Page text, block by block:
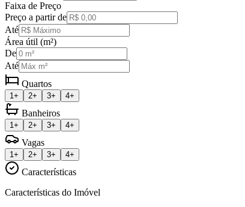
Faixa de Preço
Preço a partir de
Até
Área útil (m²)
De
Até
Quartos
1+ 2+ 3+ 4+
Banheiros
1+ 2+ 3+ 4+
Vagas
1+ 2+ 3+ 4+
Características
Características do Imóvel